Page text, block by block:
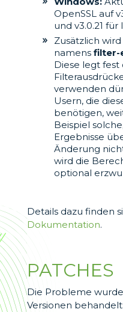
OpenSSL auf
und v3.0.21 für
Zusätzlich
namens filter-
Diese legt fest
verwenden
Usern, die
benötigen,
Beispiel
Ergebnisse
Änderung
wird die
optional
Details dazu finden
Dokumentation.
PATCHES
Die Probleme
Versionen behandelt: